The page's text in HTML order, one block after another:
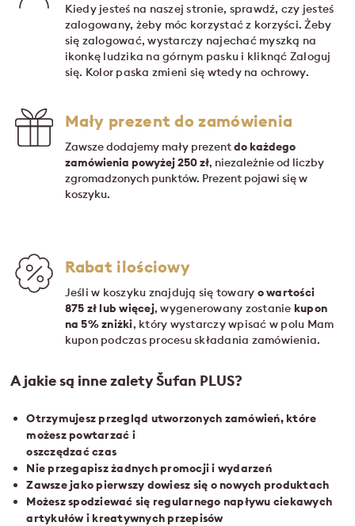
Kiedy jesteś na naszej stronie, sprawdź, czy jesteś
zalogowany, żeby móc korzystać z korzyści. Żeby
się zalogować, wystarczy najechać myszką na
ikonkę ludzika na górnym pasku i kliknąć Zaloguj
się. Kolor paska zmieni się wtedy na ochrowy.
Mały prezent do zamówienia
Zawsze dodajemy mały prezentdo każdego
zamówienia powyżej 250 zł, niezależnie od liczby
zgromadzonych punktów. Prezent pojawi się w
koszyku.
Rabat ilościowy
Jeśli w koszyku znajdują się towary o wartości
875 zł lub więcej, wygenerowany zostanie kupon
na 5% zniżki, który wystarczy wpisać w polu Mam
kupon podczas procesu składania zamówienia.
A jakie są inne zalety Šufan PLUS?
Otrzymujesz przegląd utworzonych zamówień, które
możesz powtarzać i
oszczędzać czas
Nie przegapisz żadnych promocji i wydarzeń
Zawsze jako pierwszy dowiesz się o nowych produktach
Możesz spodziewać się regularnego napływu ciekawych
artykułów i kreatywnych przepisów